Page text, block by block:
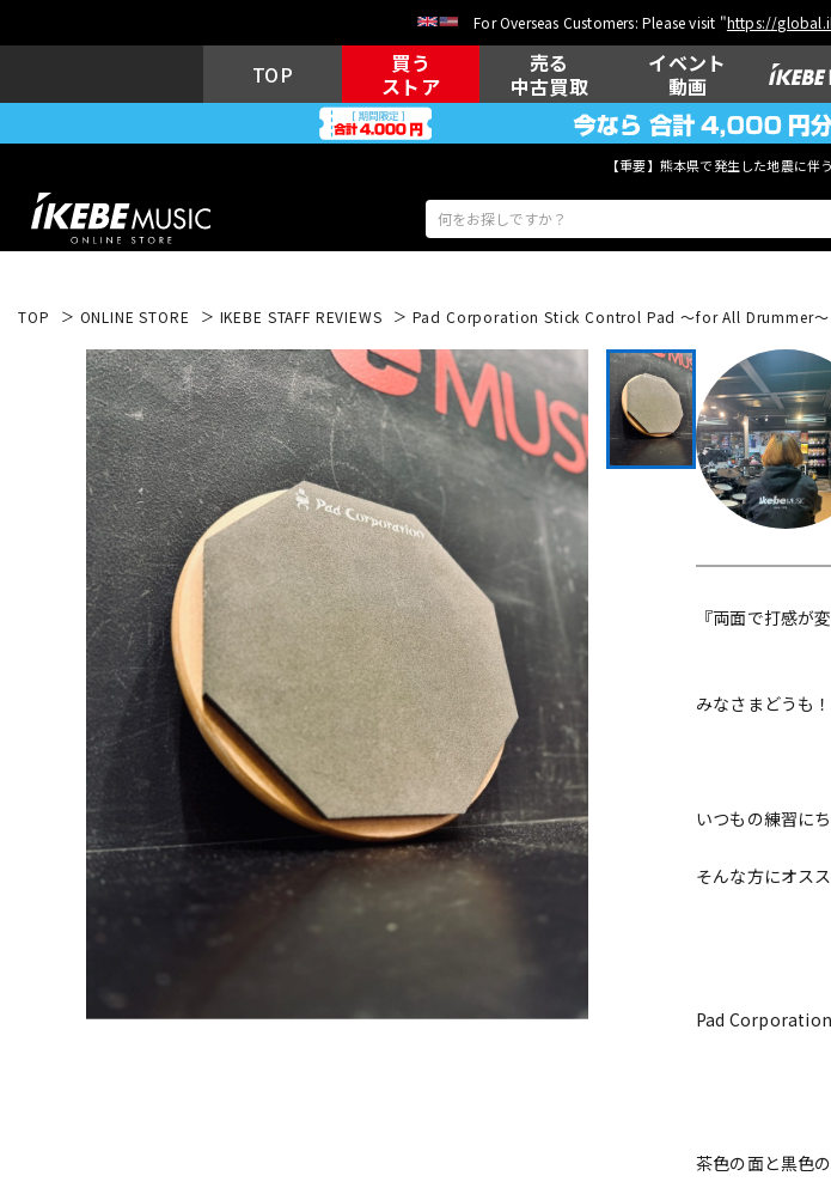
For Overseas Customers: Please visit "https://
TOP
買う
ストア
売る
中古買取
イベント
動画
【重要】熊本県で発生した地震に伴
エレキギター アコギ/エレ
アコ ベース
キーボード 電子ピアノ 管楽器
DJ機器 DTM イン納品
中古 ヴィンテージ
TOP ONLINE STORE IKEBE STAFF REVIEWS Pad Corporation Stick Control Pad ～for All Drummer～
『両面で打感が
みなさまどうも
いつもの練習に
そんな方にオス
Pad
茶色の面と黒色